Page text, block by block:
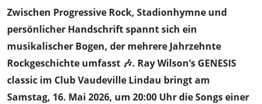
Zwischen Progressive Rock, Stadionhymne und
persönlicher Handschrift spannt sich ein
musikalischer Bogen, der mehrere Jahrzehnte
Rockgeschichte umfasst 🎶. Ray Wilson’s GENESIS
classic im Club Vaudeville Lindau bringt am
Samstag, 16. Mai 2026, um 20:00 Uhr die Songs einer